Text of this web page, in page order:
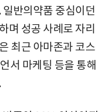
반의약품 중심이던
며 성공 사례로 자리
최근 아마존과 코스
서 마케팅 등을 통해